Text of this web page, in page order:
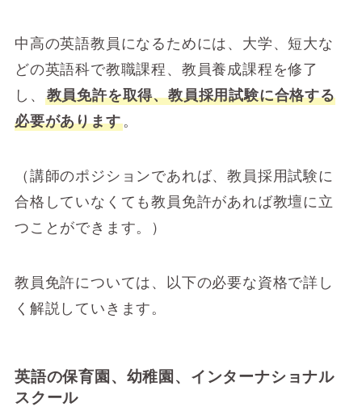
中高の英語教員になるためには、大学、短大な
どの英語科で教職課程、教員養成課程を修了
し、 教員免許を取得、教員採用試験に合格する
必要があります。
（講師のポジションであれば、教員採用試験に
合格していなくても教員免許があれば教壇に立
つことができます。）
教員免許については、以下の必要な資格で詳し
く解説していきます。
英語の保育園、幼稚園、インターナショナル
スクール